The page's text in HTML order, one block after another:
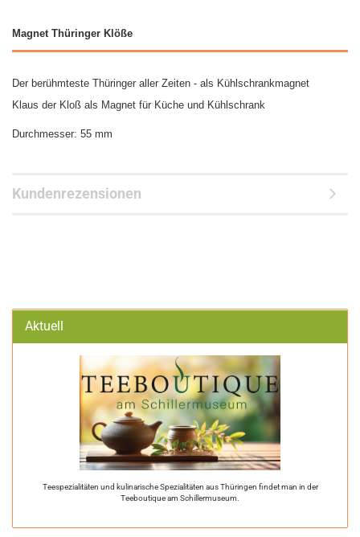
Magnet Thüringer Klöße
Der berühmteste Thüringer aller Zeiten - als Kühlschrankmagnet
Klaus der Kloß als Magnet für Küche und Kühlschrank
Durchmesser: 55 mm
Kundenrezensionen
Aktuell
Teespezialitäten und kulinarische Spezialitäten aus Thüringen findet man in der
Teeboutique am Schillermuseum.